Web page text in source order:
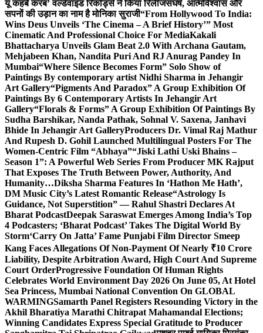
यू कहबे करब’ वर्ल्डवाइड रिकॉर्ड्स ने किया रिलीजसंघर्ष, आत्मविश्वास और
सपनों की उड़ान का नाम है मोनिका सुराजी“From Hollywood To India:
Wins Deus Unveils ‘The Cinema – A Brief History’” Most
Cinematic And Professional Choice For MediaKakali
Bhattacharya Unveils Glam Beat 2.0 With Archana Gautam,
Mehjabeen Khan, Nandita Puri And RJ Anurag Pandey In
Mumbai“Where Silence Becomes Form” Solo Show of
Paintings By contemporary artist Nidhi Sharma in Jehangir
Art Gallery“Pigments And Paradox” A Group Exhibition Of
Paintings By 6 Contemporary Artists In Jehangir Art
Gallery“Florals & Forms” A Group Exhibition Of Paintings By
Sudha Barshikar, Nanda Pathak, Sohnal V. Saxena, Janhavi
Bhide In Jehangir Art GalleryProducers Dr. Vimal Raj Mathur
And Rupesh D. Gohil Launched Multilingual Posters For The
Women-Centric Film “Abhaya”“Jiski Lathi Uski Bhains –
Season 1”: A Powerful Web Series From Producer MK Rajput
That Exposes The Truth Between Power, Authority, And
Humanity…Diksha Sharma Features In ‘Hathon Me Hath’,
DM Music City’s Latest Romantic Release“Astrology Is
Guidance, Not Superstition” — Rahul Shastri Declares At
Bharat PodcastDeepak Saraswat Emerges Among India’s Top
4 Podcasters; ‘Bharat Podcast’ Takes The Digital World By
Storm‘Carry On Jatta’ Fame Punjabi Film Director Smeep
Kang Faces Allegations Of Non-Payment Of Nearly ₹10 Crore
Liability, Despite Arbitration Award, High Court And Supreme
Court OrderProgressive Foundation Of Human Rights
Celebrates World Environment Day 2026 On June 05, At Hotel
Sea Princess, Mumbai National Convention On GLOBAL
WARMINGSamarth Panel Registers Resounding Victory in the
Akhil Bharatiya Marathi Chitrapat Mahamandal Elections;
Winning Candidates Express Special Gratitude to Producer